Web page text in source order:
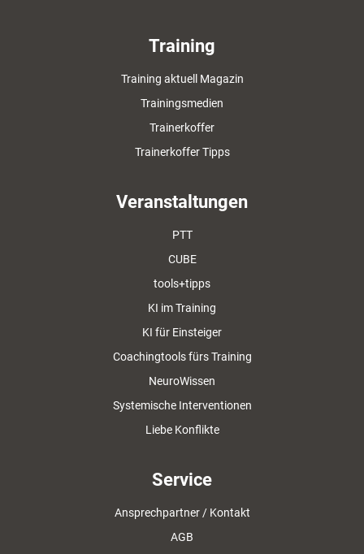
Training
Training aktuell Magazin
Trainingsmedien
Trainerkoffer
Trainerkoffer Tipps
Veranstaltungen
PTT
CUBE
tools+tipps
KI im Training
KI für Einsteiger
Coachingtools fürs Training
NeuroWissen
Systemische Interventionen
Liebe Konflikte
Service
Ansprechpartner / Kontakt
AGB